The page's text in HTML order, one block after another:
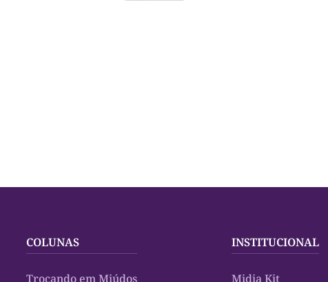
COLUNAS
Trocando em Miúdos
INSTITUCIONAL
Midia Kit